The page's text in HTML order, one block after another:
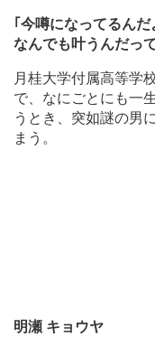
｢今噂になってるん
なんでも叶うんだっ
月桂大学付属高等学
で、なにごとにも一
うとき、突如謎の男
まう。
明瀬 キョウヤ